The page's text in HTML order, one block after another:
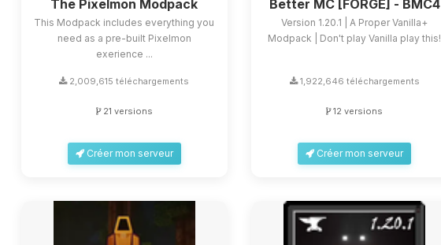
The Pixelmon Modpack
This Modpack includes everything you
need as a pre-built Pixelmon
exerience ...
2,009,615 téléchargements
21 versions
Créer mon serveur
Better MC [FORGE] - BMC4
Version 1.20.1 | A Proper Vanilla+
Modpack | Don't play Vanilla play this!
1,922,646 téléchargements
12 versions
Créer mon serveur